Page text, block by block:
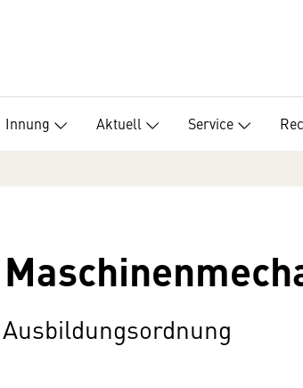
Innung Aktuell Service